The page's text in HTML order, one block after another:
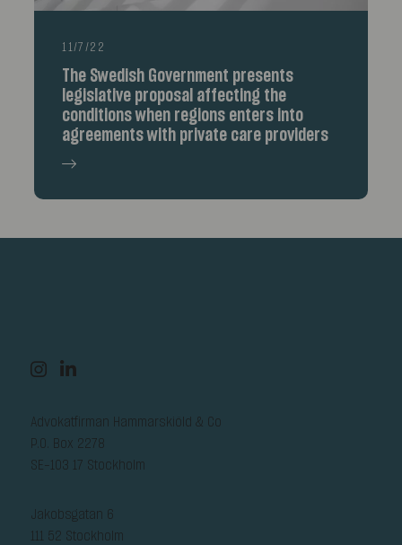
11/7/22
The Swedish Government presents
legislative proposal affecting the
conditions when regions enters into
agreements with private care providers
Advokatfirman Hammarskiöld & Co
P.O. Box 2278
SE-103 17 Stockholm
Jakobsgatan 6
111 52 Stockholm